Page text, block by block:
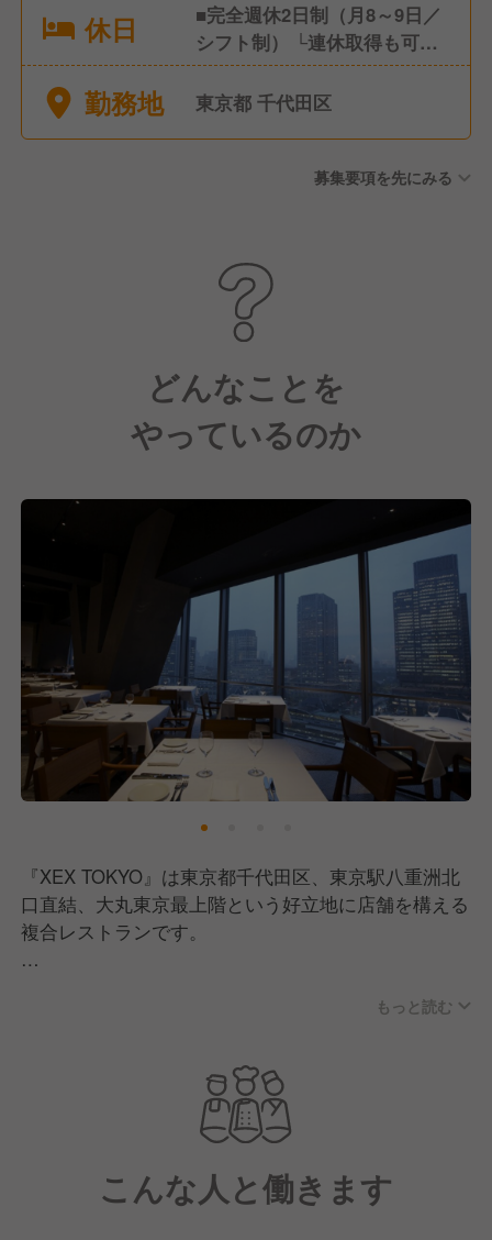
休日
■完全週休2日制（月8～9日／
シフト制） └連休取得も可能
です └約2週間前に希望休をお
聞きし考慮します ■選択休暇
休暇（実績多数あり）
勤務地 東京都 千代田区
募集要項を先にみる
どんなことを
やっているのか
『XEX TOKYO』は東京都千代田区、東京駅八重洲北
口直結、大丸東京最上階という好立地に店舗を構える
複合レストランです。
上げるイタリアン「Salvatore Cuomo Bros.」、目の
スタ世界チャンピオンPaul Bassettの本格カフェやバ
ーテンダーこだわりのカクテル、シャンパーニュまで
楽しめる「The BAR & Cafe」。
複数の業態が入る当店は、約880㎡の壮大な空間で、
大きな窓からは東京駅舎、丸の内ビル群、皇居までを
一望できる開放感あふれる空間となっております。
もっと読む
こんな人と働きます